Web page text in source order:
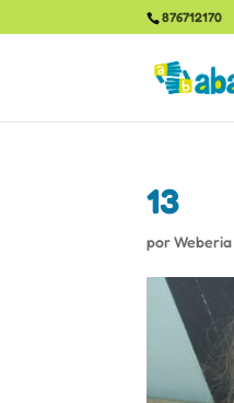
876712170
13
porWeberia